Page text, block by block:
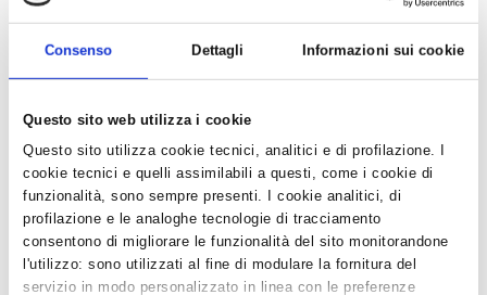
Consenso Dettagli Informazioni sui cookie
Questo sito web utilizza i cookie
Questo sito utilizza cookie tecnici, analitici e di profilazione. I
cookie tecnici e quelli assimilabili a questi, come i cookie di
funzionalità, sono sempre presenti. I cookie analitici, di
profilazione e le analoghe tecnologie di tracciamento
consentono di migliorare le funzionalità del sito monitorandone
l'utilizzo: sono utilizzati al fine di modulare la fornitura del
servizio in modo personalizzato in linea con le preferenze
modello non possono comportare la decadenza dal beneficio fiscale,
mentre deve ritenersi applicabilela sanzionein misura fissada euro
258 a euro 2.065
prevista dall’art. 11, comma 1, del d. lgs. n. 471 del
1997, per l’omesso o irregolare invio di ogni comunicazione prescritta
dalle norme tributarie.
‹ Torna all'elenco
News in Primo Piano
- AZIENDEPIÙ 3/2026 (FASCICOLO NR. 128) -
GIUGNO/LUGLIO/AGOSTO 2026 IN ...